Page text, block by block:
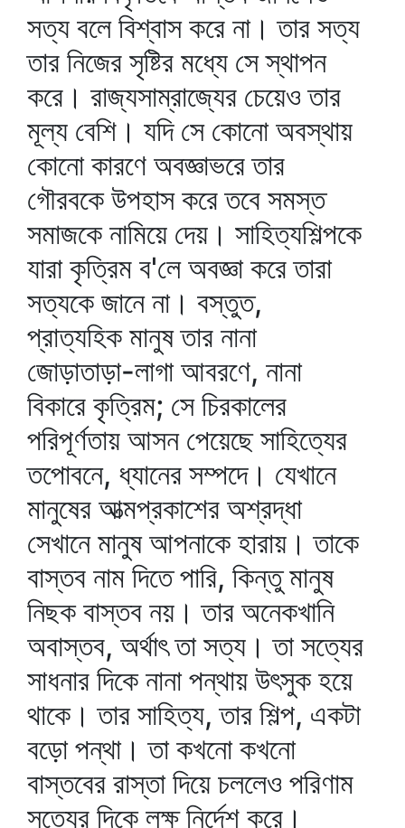
সত্য বলে বিশ্বাস করে না। তার সত্য
তার নিজের সৃষ্টির মধ্যে সে স্থাপন
করে। রাজ্যসাম্রাজ্যের চেয়েও তার
মূল্য বেশি। যদি সে কোনো অবস্থায়
কোনো কারণে অবজ্ঞাভরে তার
গৌরবকে উপহাস করে তবে সমস্ত
সমাজকে নামিয়ে দেয়। সাহিত্যশিল্পকে
যারা কৃত্রিম ব'লে অবজ্ঞা করে তারা
সত্যকে জানে না। বস্তুত,
প্রাত্যহিক মানুষ তার নানা
জোড়াতাড়া-লাগা আবরণে, নানা
বিকারে কৃত্রিম; সে চিরকালের
পরিপূর্ণতায় আসন পেয়েছে সাহিত্যের
তপোবনে, ধ্যানের সম্পদে। যেখানে
মানুষের আত্মপ্রকাশের অশ্রদ্ধা
সেখানে মানুষ আপনাকে হারায়। তাকে
বাস্তব নাম দিতে পারি, কিন্তু মানুষ
নিছক বাস্তব নয়। তার অনেকখানি
অবাস্তব, অর্থাৎ তা সত্য। তা সত্যের
সাধনার দিকে নানা পন্থায় উৎসুক হয়ে
থাকে। তার সাহিত্য, তার শিল্প, একটা
বড়ো পন্থা। তা কখনো কখনো
বাস্তবের রাস্তা দিয়ে চললেও পরিণাম
সত্যের দিকে লক্ষ নির্দেশ করে।